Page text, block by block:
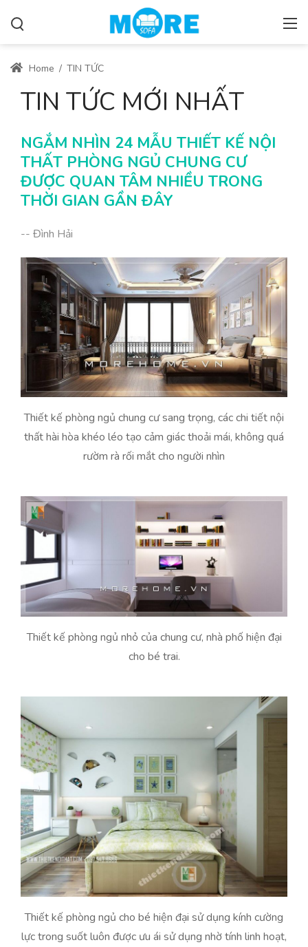
Home / TIN TỨC
TIN TỨC MỚI NHẤT
NGẮM NHÌN 24 MẪU THIẾT KẾ NỘI
THẤT PHÒNG NGỦ CHUNG CƯ
ĐƯỢC QUAN TÂM NHIỀU TRONG
THỜI GIAN GẦN ĐÂY
-- Đình Hải
Thiết kế phòng ngủ chung cư sang trọng, các chi tiết nội
thất hài hòa khéo léo tạo cảm giác thoải mái, không quá
rườm rà rối mắt cho người nhìn
Thiết kế phòng ngủ nhỏ của chung cư, nhà phố hiện đại
cho bé trai.
Thiết kế phòng ngủ cho bé hiện đại sử dụng kính cường
lực trong suốt luôn được ưu ái sử dụng nhờ tính linh hoạt,